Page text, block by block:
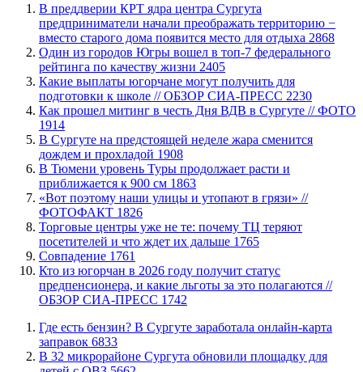
​В преддверии КРТ ядра центра Сургута
предприниматели начали преображать территорию −
вместо старого дома появится место для отдыха 2868
Один из городов Югры вошел в топ-7 федерального
рейтинга по качеству жизни 2405
Какие выплаты югорчане могут получить для
подготовки к школе // ОБЗОР СИА-ПРЕСС 2230
Как прошел митинг в честь Дня ВДВ в Сургуте // ФОТО
1914
В Сургуте на предстоящей неделе жара сменится
дождем и прохладой 1908
В Тюмени уровень Туры продолжает расти и
приближается к 900 см 1863
«Вот поэтому наши улицы и утопают в грязи» //
ФОТОФАКТ 1826
Торговые центры уже не те: почему ТЦ теряют
посетителей и что ждет их дальше 1765
​Совпадение 1761
Кто из югорчан в 2026 году получит статус
предпенсионера, и какие льготы за это полагаются //
ОБЗОР СИА-ПРЕСС 1742
​Где есть бензин? В Сургуте заработала онлайн-карта
заправок 6833
В 32 микрорайоне Сургута обновили площадку для